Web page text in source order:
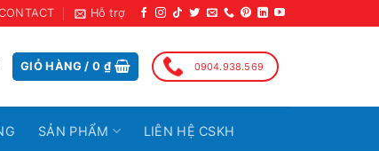
Hỗ trợ
GIỎ HÀNG /0 ₫ 0904.938.569
SẢN PHẨM LIÊN HỆ CSKH